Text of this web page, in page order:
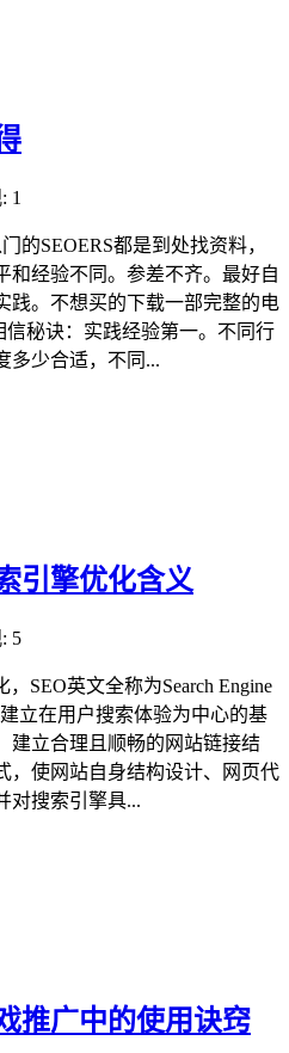
1
的SEOERS都是到处找资料，
和经验不同。参差不齐。最好自
践。不想买的下载一部完整的电
秘诀：实践经验第一。不同行
多少合适，不同...
引擎优化含义
5
SEO英文全称为Search Engine
立在用户搜索体验为中心的基
建立合理且顺畅的网站链接结
，使网站自身结构设计、网页代
对搜索引擎具...
推广中的使用诀窍